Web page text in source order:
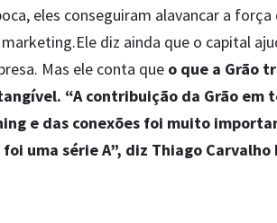
eles conseguiram alavancar a
diz ainda que o capital
Mas ele conta que o que a Grão
“A contribuição da Grão em
e das conexões foi muito
uma série A”, diz Thiago Carvalho